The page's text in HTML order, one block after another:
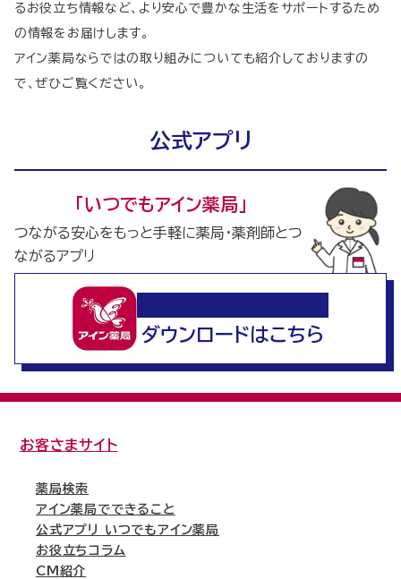
るお役立ち情報など、より安心で豊かな生活をサポートするため
の情報をお届けします。
アイン薬局ならではの取り組みについても紹介しておりますの
で、ぜひご覧ください。
公式アプリ
｢いつでもアイン薬局｣
つながる安心をもっと手軽に薬局・薬剤師とつ
ながるアプリ
ダウンロードはこちら
お客さまサイト
薬局検索
アイン薬局でできること
公式アプリ いつでもアイン薬局
お役立ちコラム
CM紹介